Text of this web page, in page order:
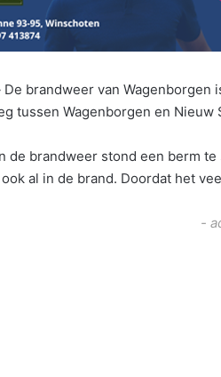
De brandweer van
tussen Wagenborgen en Nieuw
de brandweer stond een berm
al in de brand. Doordat het
-